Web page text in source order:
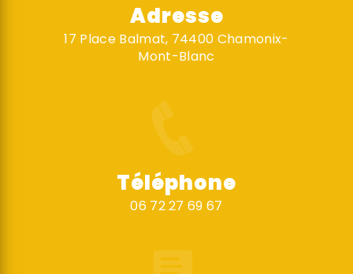
Adresse
17 Place Balmat, 74400 Chamonix-
Mont-Blanc
Téléphone
06 72 27 69 67